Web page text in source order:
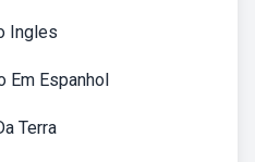
Ingles
Em Espanhol
Terra